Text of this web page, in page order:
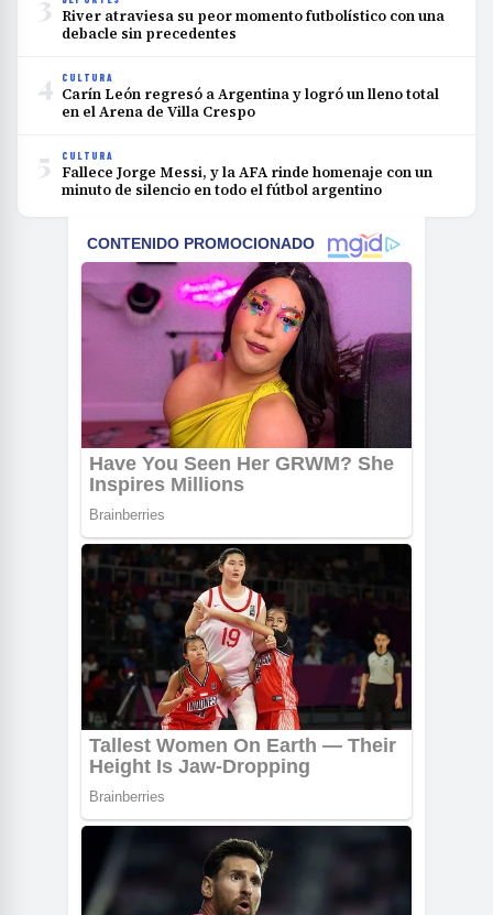
River atraviesa su peor momento futbolístico con una
debacle sin precedentes
4 CULTURA
Carín León regresó a Argentina y logró un lleno total
en el Arena de Villa Crespo
5 CULTURA
Fallece Jorge Messi, y la AFA rinde homenaje con un
minuto de silencio en todo el fútbol argentino